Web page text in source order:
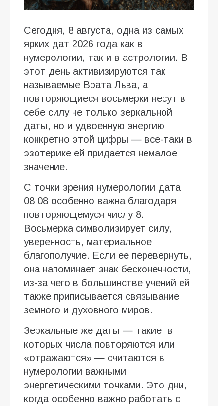
Сегодня, 8 августа, одна из самых
ярких дат 2026 года как в
нумерологии, так и в астрологии. В
этот день активизируются так
называемые Врата Льва, а
повторяющиеся восьмерки несут в
себе силу не только зеркальной
даты, но и удвоенную энергию
конкретно этой цифры — все-таки в
эзотерике ей придается немалое
значение.
С точки зрения нумерологии дата
08.08 особенно важна благодаря
повторяющемуся числу 8.
Восьмерка символизирует силу,
уверенность, материальное
благополучие. Если ее перевернуть,
она напоминает знак бесконечности,
из-за чего в большинстве учений ей
также приписывается связывание
земного и духовного миров.
Зеркальные же даты — такие, в
которых числа повторяются или
«отражаются» — считаются в
нумерологии важными
энергетическими точками. Это дни,
когда особенно важно работать с